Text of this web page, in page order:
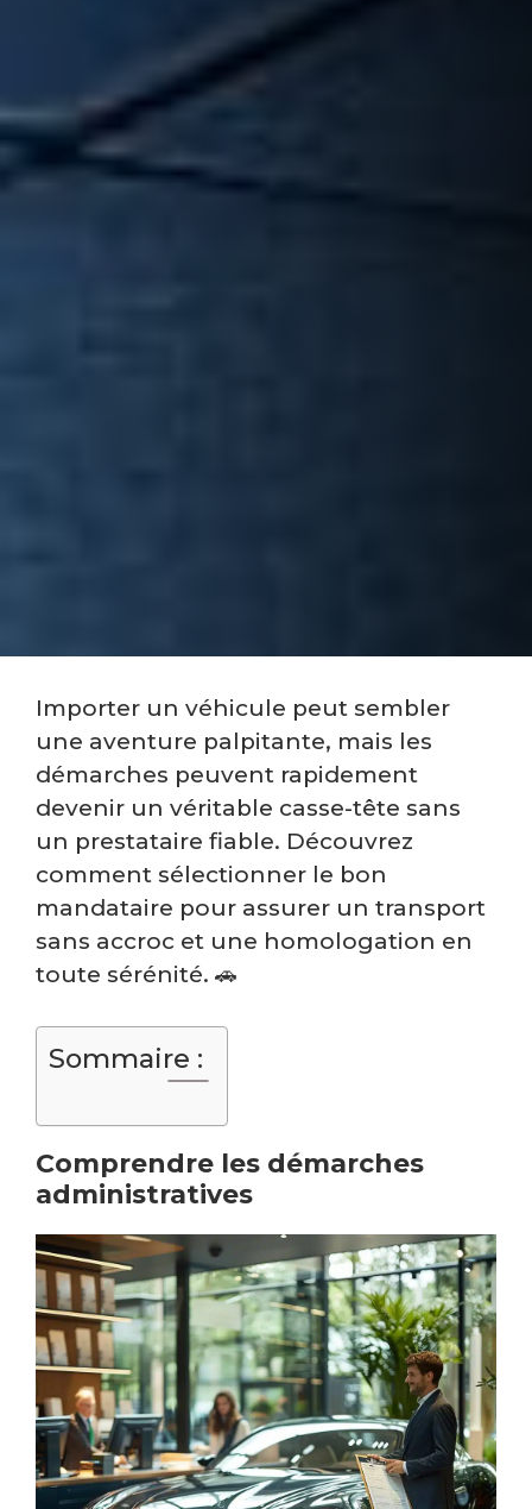
Importer un véhicule peut sembler
une aventure palpitante, mais les
démarches peuvent rapidement
devenir un véritable casse-tête sans
un prestataire fiable. Découvrez
comment sélectionner le bon
mandataire pour assurer un transport
sans accroc et une homologation en
toute sérénité. 🚗
Sommaire :
Comprendre les démarches
administratives